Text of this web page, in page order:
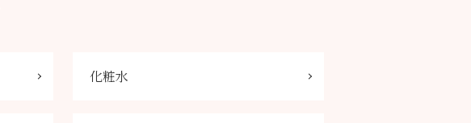
化粧水